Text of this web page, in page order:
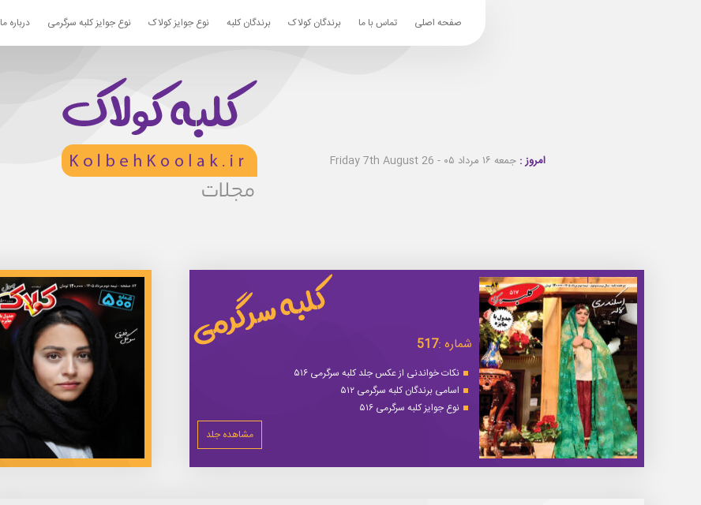
صفحه اصلی تماس با ما برندگان کولاک برندگان کلبه نوع جوایز کولاک نوع جوایز کلبه سرگرمی درباره ما
امروز : جمعه ۱۶ مرداد ۰۵ - Friday 7th August 26
شماره :517
نکات خواندنی از عکس جلد کلبه سرگرمی ۵۱۶
اسامی برندگان کلبه سرگرمی ۵۱۲
نوع جوایز کلبه سرگرمی ۵۱۶
مشاهده جلد